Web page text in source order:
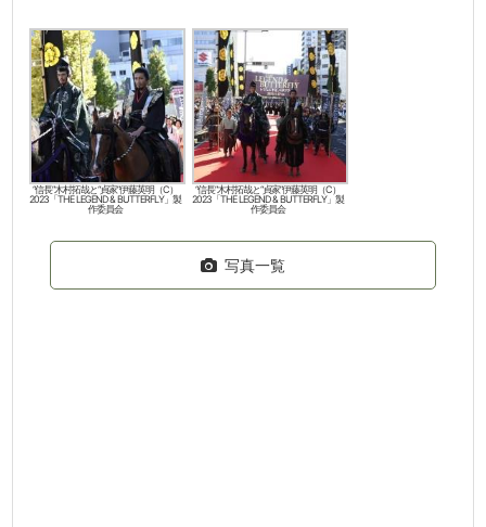
“信長”木村拓哉と“貞家”伊藤英明（C）
2023「THE LEGEND & BUTTERFLY」製
作委員会
“信長”木村拓哉と“貞家”伊藤英明（C）
2023「THE LEGEND & BUTTERFLY」製
作委員会
写真一覧